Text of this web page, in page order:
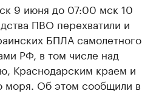
9 июня до 07:00 мск 10
ПВО перехватили и
БПЛА самолетного
РФ, в том числе над
Краснодарским краем и
моря. Об этом сообщили в